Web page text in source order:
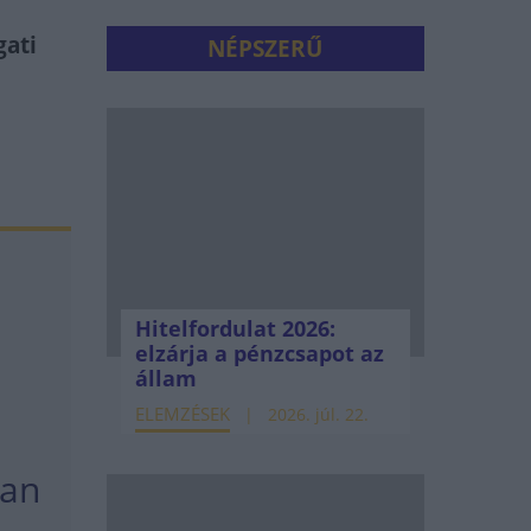
NÉPSZERŰ
Hitelfordulat 2026:
elzárja a pénzcsapot az
állam
ELEMZÉSEK 2026. júl. 22.